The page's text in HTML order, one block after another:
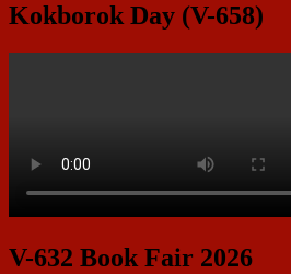
Kokborok Day (V-658)
V-632 Book Fair 2026